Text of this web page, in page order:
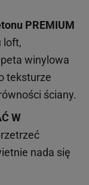
PREMIUM
loft,
winylowa
teksturze
ściany.
W
nada się